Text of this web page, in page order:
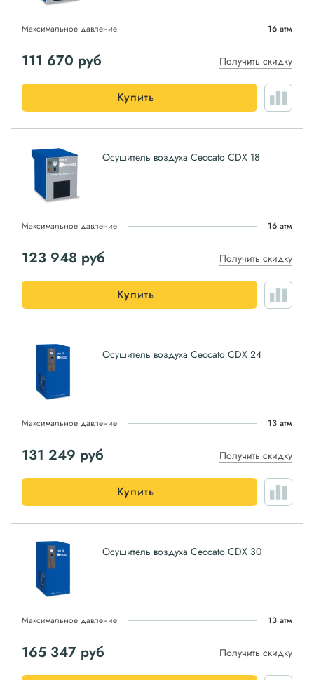
Максимальное давление 16 атм
111 670 руб Получить скидку
Купить
Осушитель воздуха Ceccato CDX 18
Максимальное давление 16 атм
123 948 руб Получить скидку
Купить
Осушитель воздуха Ceccato CDX 24
Максимальное давление 13 атм
131 249 руб Получить скидку
Купить
Осушитель воздуха Ceccato CDX 30
Максимальное давление 13 атм
165 347 руб Получить скидку